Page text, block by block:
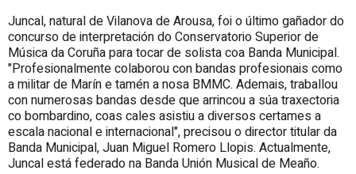
Juncal, natural de Vilanova de Arousa, foi o último gañador do
concurso de interpretación do Conservatorio Superior de
Música da Coruña para tocar de solista coa Banda Municipal.
"Profesionalmente colaborou con bandas profesionais como
a militar de Marín e tamén a nosa BMMC. Ademais, traballou
con numerosas bandas desde que arrincou a súa traxectoria
co bombardino, coas cales asistiu a diversos certames a
escala nacional e internacional", precisou o director titular da
Banda Municipal, Juan Miguel Romero Llopis. Actualmente,
Juncal está federado na Banda Unión Musical de Meaño.